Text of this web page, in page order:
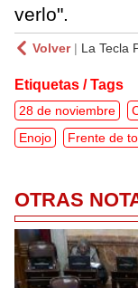
verlo".
Volver| La Tecla
Etiquetas / Tags
28 de noviembre
Enojo
Frente de
OTRAS